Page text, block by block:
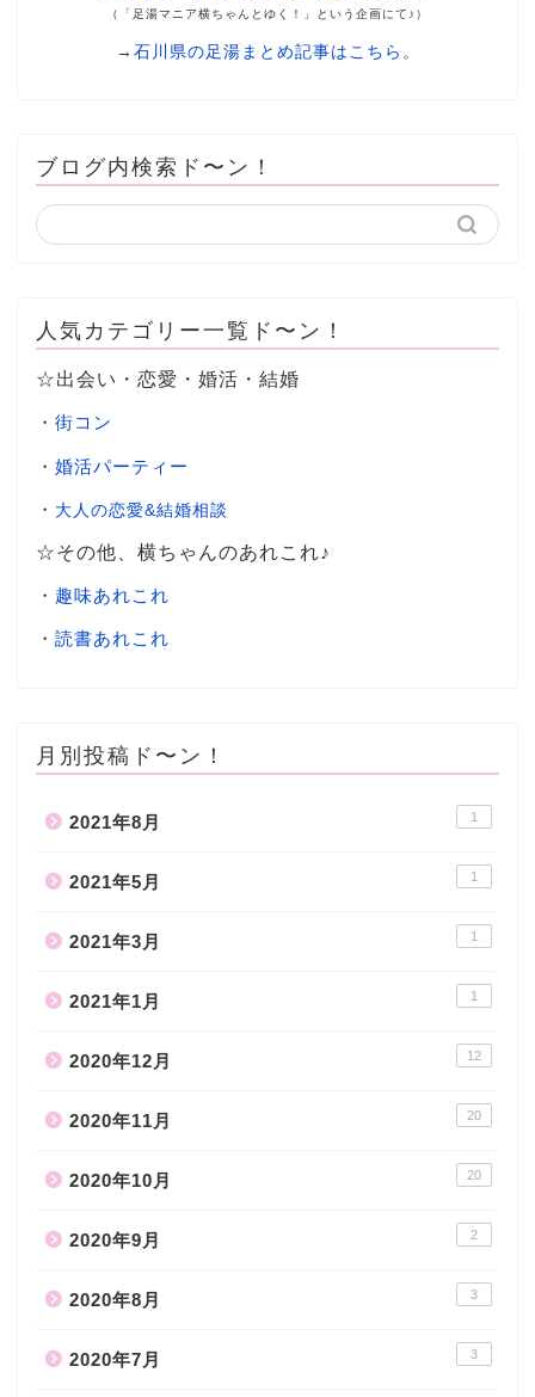
（「足湯マニア横ちゃんとゆく！」という企画にて♪）
→ 石川県の足湯まとめ記事はこちら 。
ブログ内検索ド〜ン！
人気カテゴリー一覧ド〜ン！
☆出会い・恋愛・婚活・結婚
・ 街コン
・ 婚活パーティー
・ 大人の恋愛&結婚相談
☆その他、横ちゃんのあれこれ♪
・ 趣味あれこれ
・ 読書あれこれ
月別投稿ド〜ン！
2021年8月 1
2021年5月 1
2021年3月 1
2021年1月 1
2020年12月 12
2020年11月 20
2020年10月 20
2020年9月 2
2020年8月 3
2020年7月 3